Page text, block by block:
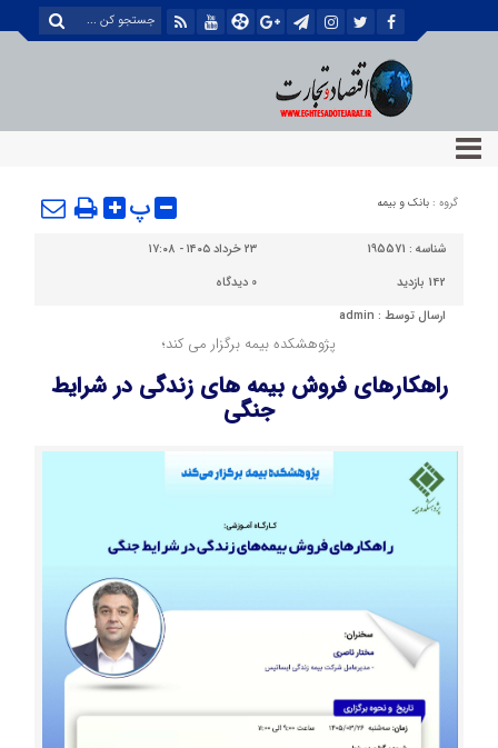
گروه : بانک و بیمه پ
شناسه : 195571
۲۳ خرداد ۱۴۰۵ - ۱۷:۰۸
142 بازدید
0 دیدگاه
ارسال توسط : admin
پژوهشکده بیمه برگزار می کند؛
راهكارهای فروش بیمه های زندگی در شرایط
جنگی